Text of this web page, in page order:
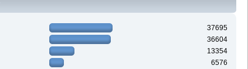
37695
36604
13354
6576